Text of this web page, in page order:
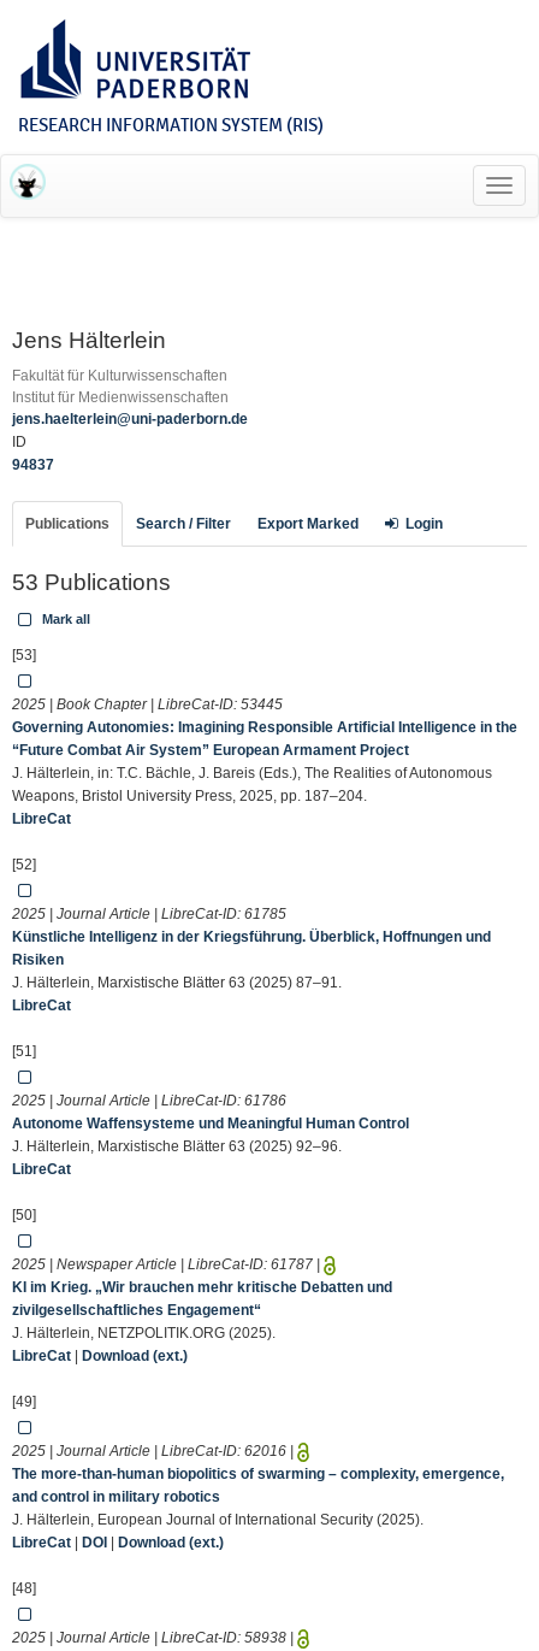
RESEARCH INFORMATION SYSTEM (RIS)
Jens Hälterlein
Fakultät für Kulturwissenschaften
Institut für Medienwissenschaften
jens.haelterlein@uni-paderborn.de
ID
94837
Publications Search / Filter Export Marked Login
53 Publications
Mark all
[53]
2025 | Book Chapter | LibreCat-ID: 53445
Governing Autonomies: Imagining Responsible Artificial Intelligence in the
“Future Combat Air System” European Armament Project
J. Hälterlein, in: T.C. Bächle, J. Bareis (Eds.), The Realities of Autonomous
Weapons, Bristol University Press, 2025, pp. 187–204.
LibreCat
[52]
2025 | Journal Article | LibreCat-ID: 61785
Künstliche Intelligenz in der Kriegsführung. Überblick, Hoffnungen und
Risiken
J. Hälterlein, Marxistische Blätter 63 (2025) 87–91.
LibreCat
[51]
2025 | Journal Article | LibreCat-ID: 61786
Autonome Waffensysteme und Meaningful Human Control
J. Hälterlein, Marxistische Blätter 63 (2025) 92–96.
LibreCat
[50]
2025 | Newspaper Article | LibreCat-ID: 61787
KI im Krieg. „Wir brauchen mehr kritische Debatten und
zivilgesellschaftliches Engagement“
J. Hälterlein, NETZPOLITIK.ORG (2025).
LibreCat
Download (ext.)
[49]
2025 | Journal Article | LibreCat-ID: 62016
The more-than-human biopolitics of swarming – complexity, emergence,
and control in military robotics
J. Hälterlein, European Journal of International Security (2025).
LibreCat
DOI Download (ext.)
[48]
2025 | Journal Article | LibreCat-ID: 58938